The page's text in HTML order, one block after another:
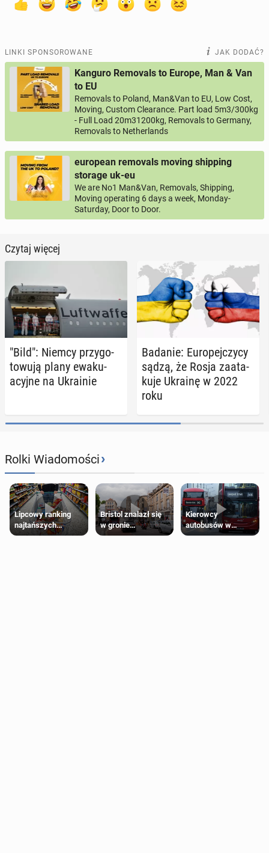
LINKI SPONSOROWANE JAK DODAĆ?
Kanguro Removals to Europe, Man & Van
to EU
Removals to Poland, Man&Van to EU, Low Cost,
Moving, Custom Clearance. Part load 5m3/300kg
- Full Load 20m31200kg, Removals to Germany,
Removals to Netherlands
european removals moving shipping
storage uk-eu
We are No1 Man&Van, Removals, Shipping,
Moving operating 6 days a week, Monday-
Saturday, Door to Door.
Czytaj więcej
"Bild": Niemcy przy­go­
to­wu­ją plany ewa­ku­
acyj­ne na Ukra­inie
Badanie: Eu­ro­pej­czy­cy
sądzą, że Rosja za­ata­
ku­je Ukrainę w 2022
roku
Rolki Wiadomości›
Lipcowy ranking
najtańszych
supermarketów
Bristol znalazł się
w gronie
najlepszych
Kierowcy
autobusów w
Londynie